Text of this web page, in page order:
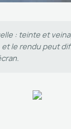
: teinte et
le rendu peut